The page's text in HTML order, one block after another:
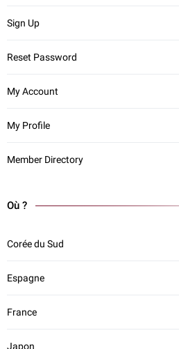
Sign Up
Reset Password
My Account
My Profile
Member Directory
Où ?
Corée du Sud
Espagne
France
Japon